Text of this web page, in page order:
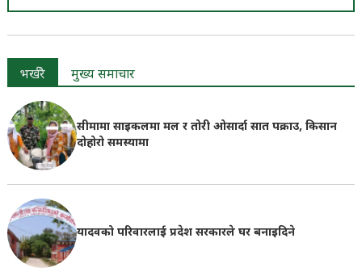
भर्खरै मुख्य समाचार
सीमामा साइकलमा मल र तोरी ओसार्दा सात पक्राउ, किसान
दोहोरो समस्यामा
यादवको परिवारलाई प्रदेश सरकारले घर बनाइदिने